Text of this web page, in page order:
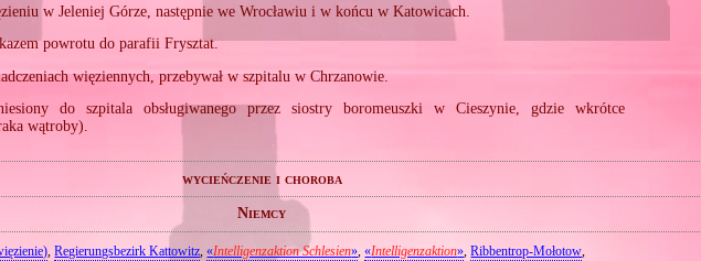
w Jeleniej Górze, następnie we Wrocławiu i w końcu w Katowicach.
powrotu do parafii Frysztat.
więziennych, przebywał w szpitalu w Chrzanowie.
do szpitala obsługiwanego przez siostry boromeuszki w Cieszynie, gdzie wkrótce
wątroby).
wycieńczenie i choroba
Niemcy
,Regierungsbezirk Kattowitz,«Intelligenzaktion Schlesien»,«Intelligenzaktion»,Ribbentrop‐Mołotow,